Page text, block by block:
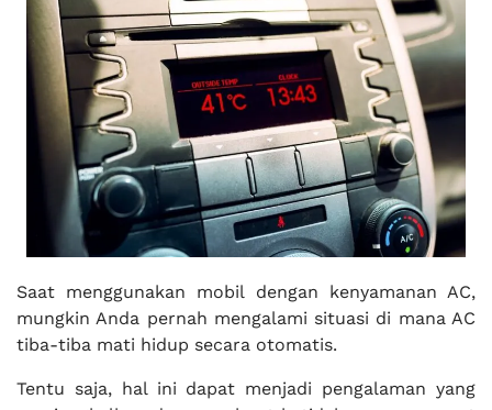
Saat menggunakan mobil dengan kenyamanan AC,
mungkin Anda pernah mengalami situasi di mana AC
tiba-tiba mati hidup secara otomatis.
Tentu saja, hal ini dapat menjadi pengalaman yang